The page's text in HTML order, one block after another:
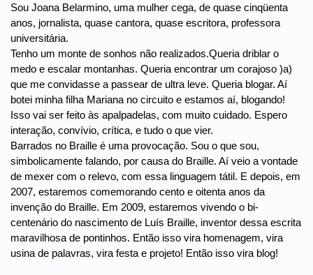
Sou Joana Belarmino, uma mulher cega, de quase cinqüenta
anos, jornalista, quase cantora, quase escritora, professora
universitária.
Tenho um monte de sonhos não realizados.Queria driblar o
medo e escalar montanhas. Queria encontrar um corajoso )a)
que me convidasse a passear de ultra leve. Queria blogar. Aí
botei minha filha Mariana no circuito e estamos aí, blogando!
Isso vai ser feito às apalpadelas, com muito cuidado. Espero
interação, convívio, crítica, e tudo o que vier.
Barrados no Braille é uma provocação. Sou o que sou,
simbolicamente falando, por causa do Braille. Aí veio a vontade
de mexer com o relevo, com essa linguagem tátil. E depois, em
2007, estaremos comemorando cento e oitenta anos da
invenção do Braille. Em 2009, estaremos vivendo o bi-
centenário do nascimento de Luís Braille, inventor dessa escrita
maravilhosa de pontinhos. Então isso vira homenagem, vira
usina de palavras, vira festa e projeto! Então isso vira blog!